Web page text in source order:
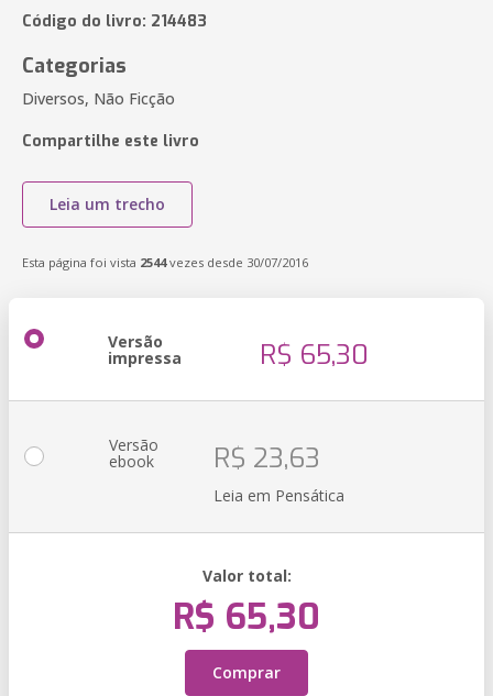
Código do livro: 214483
Categorias
Diversos, Não Ficção
Compartilhe este livro
Leia um trecho
Esta página foi vista 2544vezes desde 30/07/2016
Versão
impressa R$ 65,30
Versão
ebook R$ 23,63
Leia em Pensática
Valor total:
R$ 65,30
Comprar